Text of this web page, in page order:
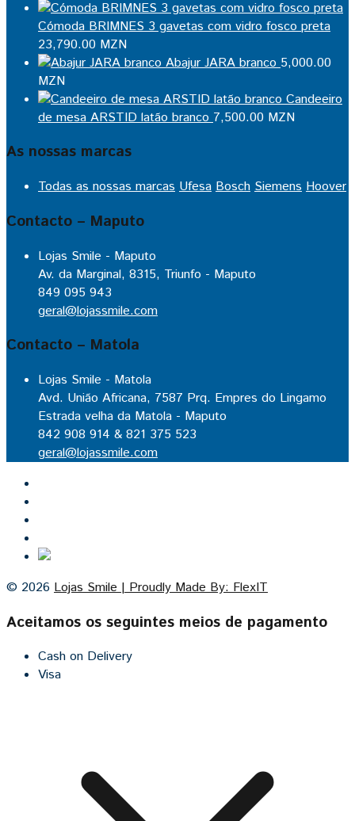
Cómoda BRIMNES 3 gavetas com vidro fosco preta
23,790.00 MZN
Abajur JARA branco 5,000.00
MZN
Candeeiro
de mesa ARSTID latão branco 7,500.00 MZN
As nossas marcas
Todas as nossas marcas Ufesa Bosch Siemens Hoover
Contacto – Maputo
Lojas Smile - Maputo
Av. da Marginal, 8315, Triunfo - Maputo
849 095 943
geral@lojassmile.com
Contacto – Matola
Lojas Smile - Matola
Avd. União Africana, 7587 Prq. Empres do Lingamo
Estrada velha da Matola - Maputo
842 908 914 & 821 375 523
geral@lojassmile.com
© 2026 Lojas Smile | Proudly Made By: FlexIT
Aceitamos os seguintes meios de pagamento
Cash on Delivery
Visa